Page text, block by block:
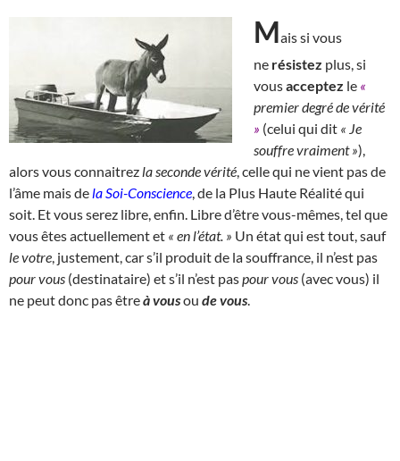
Mais si vous
ne résistez plus, si
vousacceptez le «
premier degré de vérité
» (celui qui dit « Je
souffre vraiment »),
alors vous connaitrez la seconde vérité , celle qui ne vient pas de
l’âme mais de la Soi-Conscience , de la Plus Haute Réalité qui
soit. Et vous serez libre, enfin. Libre d’être vous-mêmes, tel que
vous êtes actuellement et « en l’état. » Un état qui est tout, sauf
le votre , justement, car s’il produit de la souffrance, il n’est pas
pour vous (destinataire) et s’il n’est paspour vous (avec vous) il
ne peut donc pas êtreà vousou de vous